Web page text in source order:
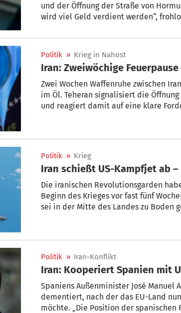
und der Öffnung der Straße von
wird viel Geld verdient werden“,
Politik » Krieg in Nahost
Iran: Zweiwöchige
Zwei Wochen Waffenruhe zwischen
im Öl. Teheran signalisiert die
und reagiert damit auf eine klare
Politik » Krieg
Iran schießt US-Kampfjet ab
Die iranischen Revolutionsgarden
Beginn des Krieges vor fast fünf
sei in der Mitte des Landes zu Boden
Politik » Iran-Konflikt
Iran: Kooperiert Spanien mit
Spaniens Außenminister José Manuel
dementiert, nach der das EU-Land
möchte. „Die Position der spanischen